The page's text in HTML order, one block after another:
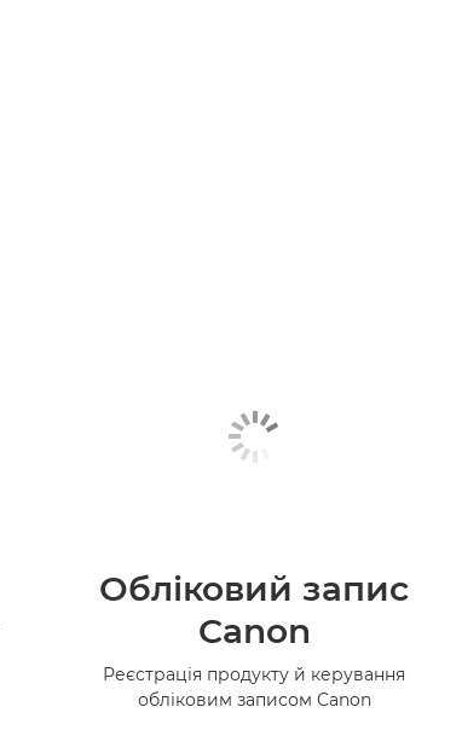
Обліковий запис
Canon
Реєстрація продукту й керування
обліковим записом Canon